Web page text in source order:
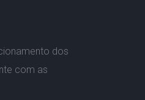
dos
com as